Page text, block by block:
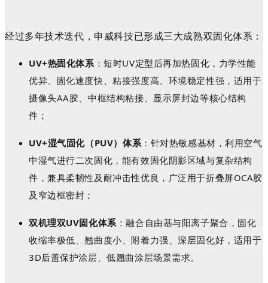
经过多年技术迭代，申威科技已形成三大成熟双固化体系：
UV+热固化体系：短时UV定型后再加热固化，力学性能
优异、固化速度快、粘接强度高、环境稳定性强，适用于
摄像头AA胶、中框结构粘接、显示屏封边等核心结构
件；
UV+湿气固化（PUV）体系：针对热敏感基材 ，利用空气
中湿气进行二次固化，能有效固化阴影区域与复杂结构
件，兼具柔韧性及耐冲击性优良， 广泛用于折叠屏OCA胶
及窄边框密封；
双机理双UV固化体系：融合自由基与阳离子聚合，固化
收缩率极低、翘曲度小、附着力强、深层固化好，适用于
3D后盖保护涂层、低翘曲涂层场景需求。